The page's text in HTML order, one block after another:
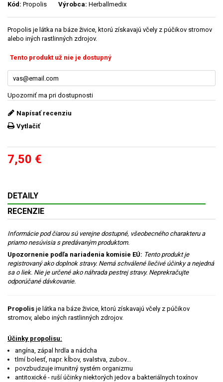
Kód: Propolis Výrobca: Herballmedix
Propolis je látka na báze živice, ktorú získavajú včely z púčikov stromov
alebo iných rastlinných zdrojov.
Tento produkt už nie je dostupný
Upozorniť ma pri dostupnosti
Napísať recenziu
Vytlačiť
7,50 €
DETAILY
RECENZIE
Informácie pod čiarou sú verejne dostupné, všeobecného charakteru a
priamo nesúvisia s predávaným produktom.
Upozornenie podľa nariadenia komisie EÚ: Tento produkt je
registrovaný ako doplnok stravy. Nemá schválené liečivé účinky a nejedná
sa o liek. Nie je určené ako náhrada pestrej stravy. Neprekračujte
odporúčané dávkovanie.
Propolis je látka na báze živice, ktorú získavajú včely z púčikov
stromov, alebo iných rastlinných zdrojov.
Účinky propolisu:
angína, zápal hrdla a nádcha
tlmí bolesť, napr. kĺbov, svalstva, zubov...
povzbudzuje imunitný systém organizmu
antitoxické - ruší účinky niektorých jedov a bakteriálnych toxínov